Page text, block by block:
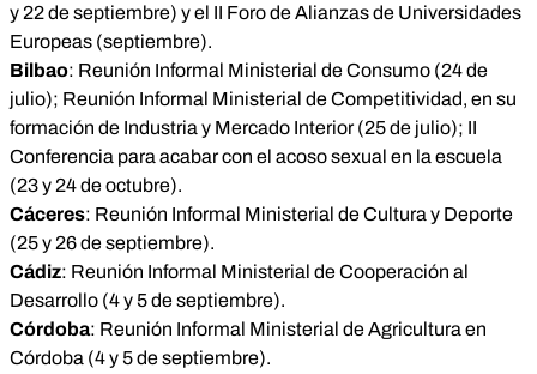
y 22 de septiembre) y el II Foro de Alianzas de Universidades
Europeas (septiembre).
Bilbao: Reunión Informal Ministerial de Consumo (24 de
julio); Reunión Informal Ministerial de Competitividad, en su
formación de Industria y Mercado Interior (25 de julio); II
Conferencia para acabar con el acoso sexual en la escuela
(23 y 24 de octubre).
Cáceres: Reunión Informal Ministerial de Cultura y Deporte
(25 y 26 de septiembre).
Cádiz: Reunión Informal Ministerial de Cooperación al
Desarrollo (4 y 5 de septiembre).
Córdoba: Reunión Informal Ministerial de Agricultura en
Córdoba (4 y 5 de septiembre).